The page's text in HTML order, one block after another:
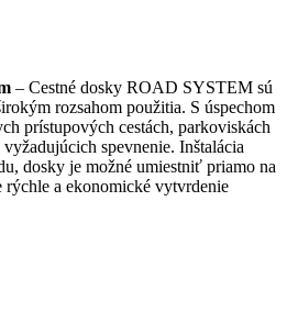
– Cestné dosky ROAD SYSTEM sú
rozsahom použitia. S úspechom
prístupových cestách, parkoviskách
spevnenie. Inštalácia
dosky je možné umiestniť priamo na
a ekonomické vytvrdenie